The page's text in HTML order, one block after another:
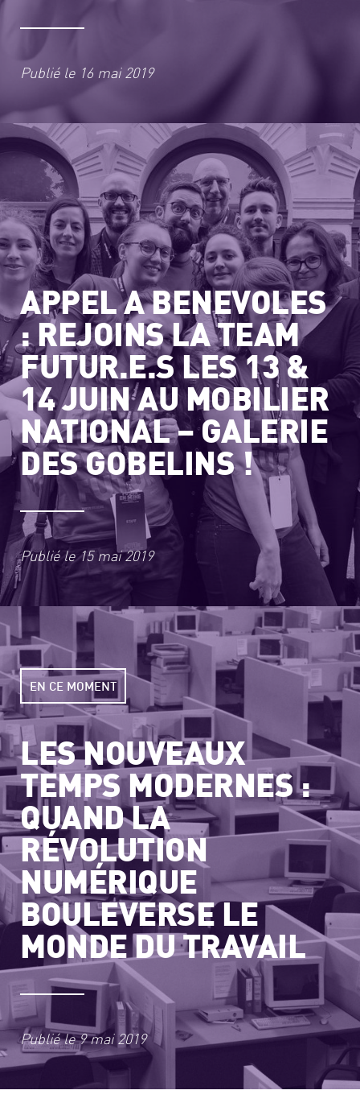
Publié le 16 mai 2019
APPEL A BENEVOLES
: REJOINS LA TEAM
FUTUR.E.S LES 13 &
14 JUIN AU MOBILIER
NATIONAL – GALERIE
DES GOBELINS !
Publié le15 mai 2019
EN CE MOMENT
LES NOUVEAUX
TEMPS MODERNES :
QUAND LA
RÉVOLUTION
NUMÉRIQUE
BOULEVERSE LE
MONDE DU TRAVAIL
Publié le9 mai 2019